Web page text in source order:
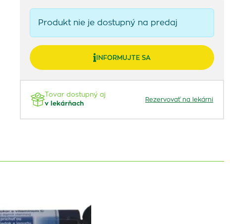
Produkt nie je dostupný na predaj
INFORMUJTE SA
Tovar dostupný aj
v lekárňach
Rezervovať na lekárni